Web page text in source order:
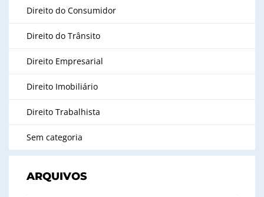
Direito do Consumidor
Direito do Trânsito
Direito Empresarial
Direito Imobiliário
Direito Trabalhista
Sem categoria
ARQUIVOS